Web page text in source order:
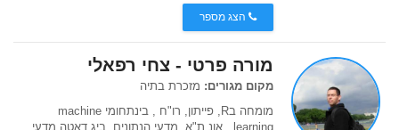
הצג מספר
מורה פרטי - צחי רפאלי
מקום מגורים: מזכרת בתיה
מומחה בR, פייתון, רו"ח , בינתחומי machine
learning , אונ ת"א, מדעי הנתונים, ביג דאטה מדעי